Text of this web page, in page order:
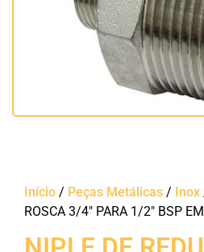
Início / Peças Metálicas / Inox
ROSCA 3/4″ PARA 1/2″ BSP